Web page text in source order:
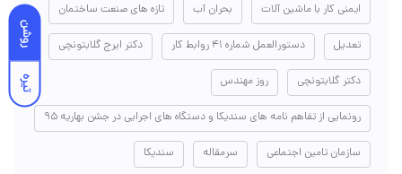
روشن
تیره
ایمنی کار با ماشین آلات بحران آب تازه های صنعت ساختمان
تعدیل دستورالعمل شماره ۴۱ روابط کار دکتر ایرج گلابتونچی
دکتر گلابتونچی روز مهندس
رونمایی از تفاهم نامه های سندیکا و دستگاه های اجرایی در جشن بهاریه ۹۵
سازمان تامین اجتماعی سرمقاله سندیکا